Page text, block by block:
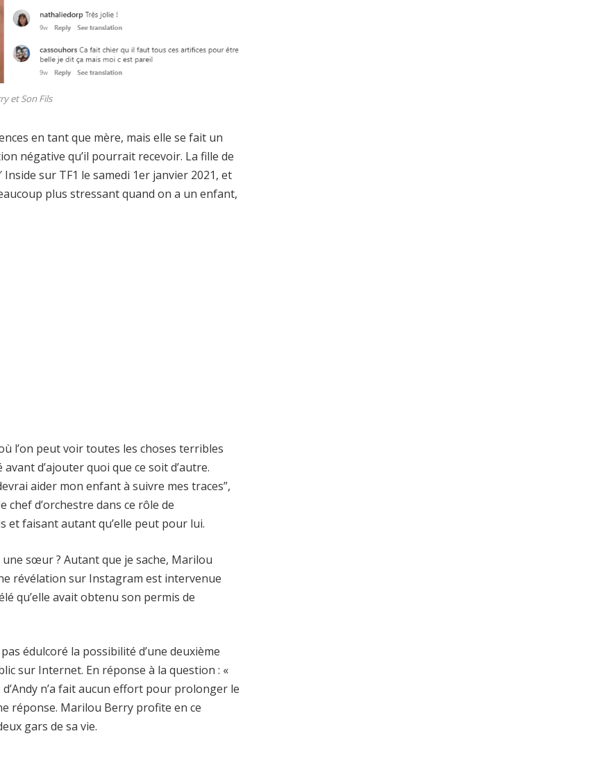
et Son Fils
en tant que mère, mais elle se fait un
négative qu’il pourrait recevoir. La fille de
sur TF1 le samedi 1er janvier 2021, et
plus stressant quand on a un enfant,
l’on peut voir toutes les choses terribles
d’ajouter quoi que ce soit d’autre.
aider mon enfant à suivre mes traces”,
d’orchestre dans ce rôle de
et faisant autant qu’elle peut pour lui.
sœur ? Autant que je sache, Marilou
révélation sur Instagram est intervenue
qu’elle avait obtenu son permis de
édulcoré la possibilité d’une deuxième
sur Internet. En réponse à la question : «
n’a fait aucun effort pour prolonger le
réponse. Marilou Berry profite en ce
gars de sa vie.